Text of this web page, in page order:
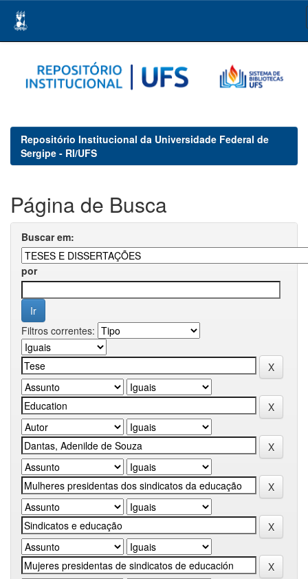
navigation
Repositório Institucional da Universidade Federal de
Sergipe - RI/UFS
Página de Busca
Buscar em:
por
Filtros correntes: